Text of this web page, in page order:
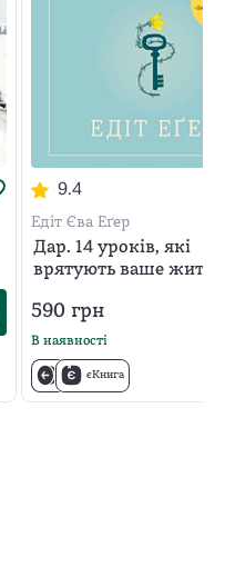
9.4
Едіт Єва Еґер
Дар. 14 уроків, які
врятують ваше життя
590грн
В наявності
єКнига